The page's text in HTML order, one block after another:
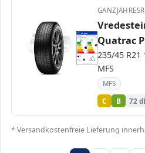
ENERG
Vredestein
AP23545021YQPRA…
235/45 R21 101Y
C1
C C C
72 dB B
Quatrac
235/45 R21
MFS
MFS
C B 72
* Versandkostenfreie Lieferung